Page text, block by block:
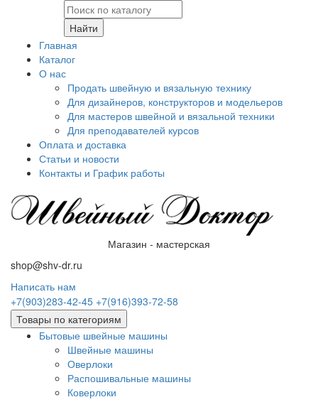
Найти
Главная
Каталог
О нас
Продать швейную и вязальную технику
Для дизайнеров, конструкторов и модельеров
Для мастеров швейной и вязальной техники
Для преподавателей курсов
Оплата и доставка
Статьи и новости
Контакты и График работы
Магазин - мастерская
shop@shv-dr.ru
Написать нам
+7(903)283-42-45 +7(916)393-72-58
Товары по категориям
Бытовые швейные машины
Швейные машины
Оверлоки
Распошивальные машины
Коверлоки